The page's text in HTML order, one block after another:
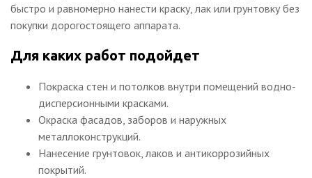
быстро и равномерно нанести краску, лак или грунтовку без
покупки дорогостоящего аппарата.
Для каких работ подойдет
Покраска стен и потолков внутри помещений водно-
дисперсионными красками.
Окраска фасадов, заборов и наружных
металлоконструкций.
Нанесение грунтовок, лаков и антикоррозийных
покрытий.